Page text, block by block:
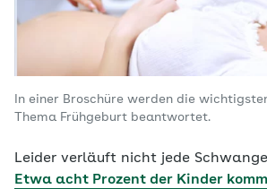
In einer Broschüre werden die
Thema Frühgeburt beantwortet.
Leider verläuft nicht jede
Etwa acht Prozent der Kinder